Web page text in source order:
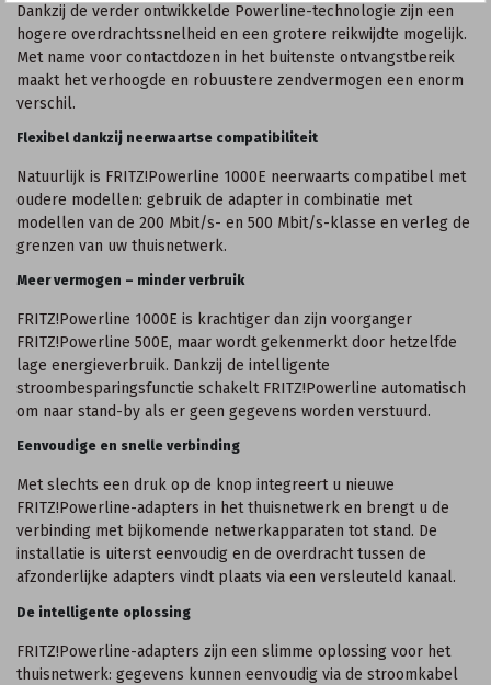
Dankzij de verder ontwikkelde Powerline-technologie zijn een
hogere overdrachtssnelheid en een grotere reikwijdte mogelijk.
Met name voor contactdozen in het buitenste ontvangstbereik
maakt het verhoogde en robuustere zendvermogen een enorm
verschil.
Flexibel dankzij neerwaartse compatibiliteit
Natuurlijk is FRITZ!Powerline 1000E neerwaarts compatibel met
oudere modellen: gebruik de adapter in combinatie met
modellen van de 200 Mbit/s- en 500 Mbit/s-klasse en verleg de
grenzen van uw thuisnetwerk.
Meer vermogen – minder verbruik
FRITZ!Powerline 1000E is krachtiger dan zijn voorganger
FRITZ!Powerline 500E, maar wordt gekenmerkt door hetzelfde
lage energieverbruik. Dankzij de intelligente
stroombesparingsfunctie schakelt FRITZ!Powerline automatisch
om naar stand-by als er geen gegevens worden verstuurd.
Eenvoudige en snelle verbinding
Met slechts een druk op de knop integreert u nieuwe
FRITZ!Powerline-adapters in het thuisnetwerk en brengt u de
verbinding met bijkomende netwerkapparaten tot stand. De
installatie is uiterst eenvoudig en de overdracht tussen de
afzonderlijke adapters vindt plaats via een versleuteld kanaal.
De intelligente oplossing
FRITZ!Powerline-adapters zijn een slimme oplossing voor het
thuisnetwerk: gegevens kunnen eenvoudig via de stroomkabel